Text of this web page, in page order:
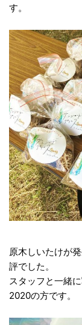
す。
原木しいたけが
評でした。
スタッフと一緒
2020の方です。